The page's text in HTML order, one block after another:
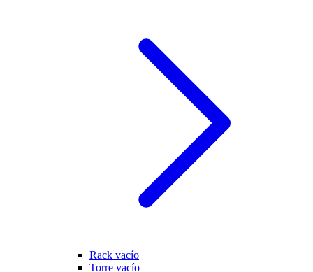
Rack vacío
Torre vacío